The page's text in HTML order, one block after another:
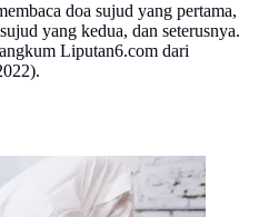
doa sujud yang pertama,
yang kedua, dan seterusnya.
Liputan6.com dari